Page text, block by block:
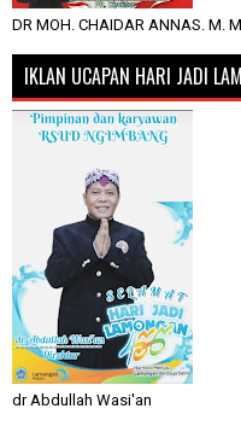
DR MOH. CHAIDAR ANNAS. M.
IKLAN UCAPAN HARI JADI
dr Abdullah Wasi'an